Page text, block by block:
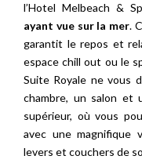
l’Hotel Melbeach &
ayant vue sur la mer.
garantit le repos et
espace chill out ou le
Suite Royale ne vous
chambre, un salon et
supérieur, où vous
avec une magnifique
levers et couchers de